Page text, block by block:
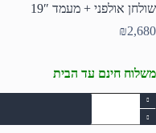
שולחן אולפני + מעמד 19″
₪2,680
משלוח חינם עד הבית
כמות
של
שולחן